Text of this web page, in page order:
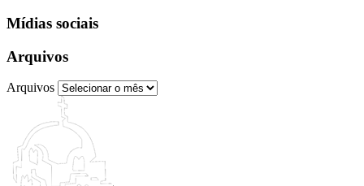
Mídias sociais
Arquivos
Arquivos